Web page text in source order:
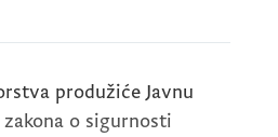
produžiće Javnu
o sigurnosti